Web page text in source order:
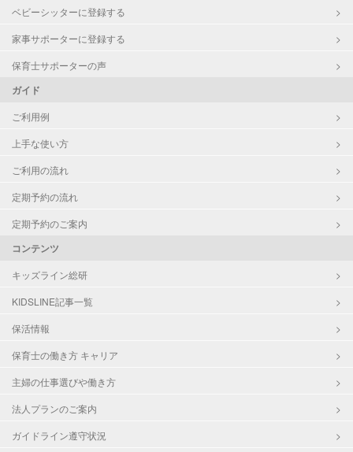
ベビーシッターに登録する
家事サポーターに登録する
保育士サポーターの声
ガイド
ご利用例
上手な使い方
ご利用の流れ
定期予約の流れ
定期予約のご案内
コンテンツ
キッズライン総研
KIDSLINE記事一覧
保活情報
保育士の働き方 キャリア
主婦の仕事選びや働き方
法人プランのご案内
ガイドライン遵守状況